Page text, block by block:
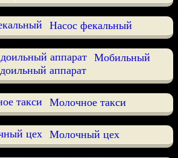
Насос фекальный
Мобильный
доильный аппарат
Молочное такси
Молочный цех